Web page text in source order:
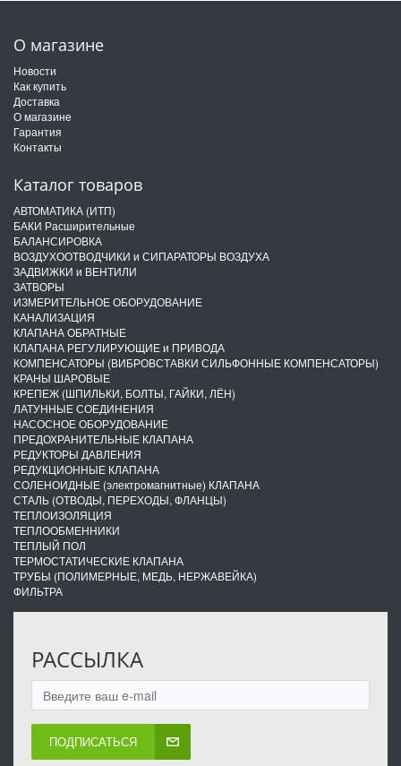
О магазине
Новости
Как купить
Доставка
О магазине
Гарантия
Контакты
Каталог товаров
АВТОМАТИКА (ИТП)
БАКИ Расширительные
БАЛАНСИРОВКА
ВОЗДУХООТВОДЧИКИ и СИПАРАТОРЫ ВОЗДУХА
ЗАДВИЖКИ и ВЕНТИЛИ
ЗАТВОРЫ
ИЗМЕРИТЕЛЬНОЕ ОБОРУДОВАНИЕ
КАНАЛИЗАЦИЯ
КЛАПАНА ОБРАТНЫЕ
КЛАПАНА РЕГУЛИРУЮЩИЕ и ПРИВОДА
КОМПЕНСАТОРЫ (ВИБРОВСТАВКИ СИЛЬФОННЫЕ КОМПЕНСАТОРЫ)
КРАНЫ ШАРОВЫЕ
КРЕПЕЖ (ШПИЛЬКИ, БОЛТЫ, ГАЙКИ, ЛЁН)
ЛАТУННЫЕ СОЕДИНЕНИЯ
НАСОСНОЕ ОБОРУДОВАНИЕ
ПРЕДОХРАНИТЕЛЬНЫЕ КЛАПАНА
РЕДУКТОРЫ ДАВЛЕНИЯ
РЕДУКЦИОННЫЕ КЛАПАНА
СОЛЕНОИДНЫЕ (электромагнитные) КЛАПАНА
СТАЛЬ (ОТВОДЫ, ПЕРЕХОДЫ, ФЛАНЦЫ)
ТЕПЛОИЗОЛЯЦИЯ
ТЕПЛООБМЕННИКИ
ТЕПЛЫЙ ПОЛ
ТЕРМОСТАТИЧЕСКИЕ КЛАПАНА
ТРУБЫ (ПОЛИМЕРНЫЕ, МЕДЬ, НЕРЖАВЕЙКА)
ФИЛЬТРА
РАССЫЛКА
ПОДПИСАТЬСЯ